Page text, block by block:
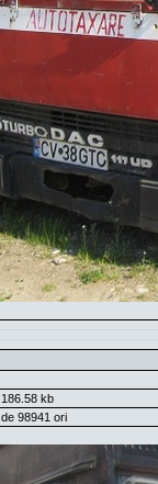
186.58 kb
de 98941 ori